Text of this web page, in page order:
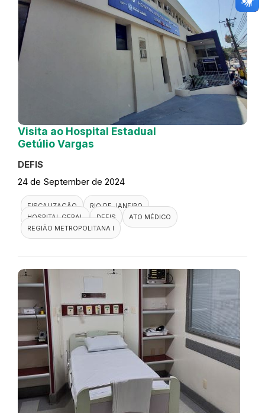
Visita ao Hospital Estadual
Getúlio Vargas
DEFIS
24 de September de 2024
FISCALIZAÇÃO
RIO DE JANEIRO
HOSPITAL GERAL
DEFIS
ATO MÉDICO
REGIÃO METROPOLITANA I